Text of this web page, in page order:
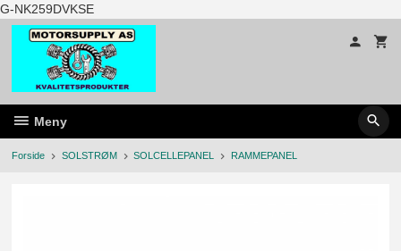
G-NK259DVKSEGå
til
innholdet
Meny
Forside SOLSTRØM SOLCELLEPANEL RAMMEPANEL